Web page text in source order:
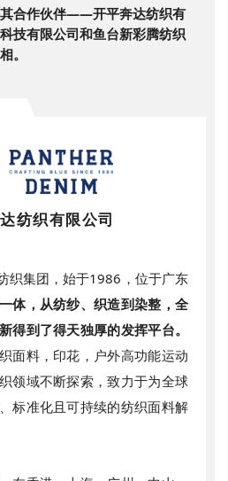
合作伙伴——开平奔达纺织有
技有限公司和鱼台新彩腾纺织
。
纺织有限公司
织集团，始于1986 ，位于广东
体，从纺纱、织造到染整，全
得到了得天独厚的发挥平台。
面料，印花，户外高功能运动
领域不断探索，致力于为全球
标准化且可持续的纺织面料解